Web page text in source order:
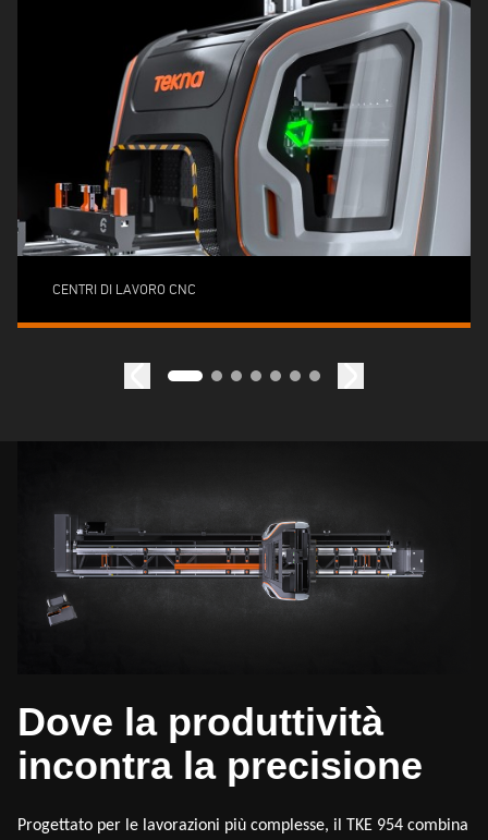
CENTRI DI LAVORO CNC
Dove la produttività
incontra la precisione
Progettato per le lavorazioni più complesse, il TKE 954 combina